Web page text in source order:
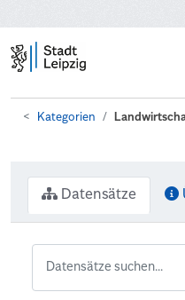
Kategorien
Datensätze